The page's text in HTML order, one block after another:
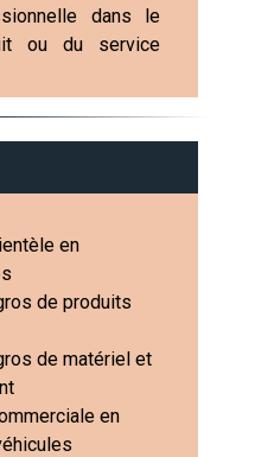
dans le
ou du service
en
de produits
de matériel et
en